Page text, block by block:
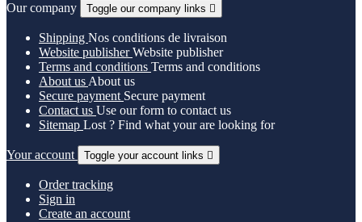
Our company Toggle our company links 
Shipping Nos conditions de livraison
Website publisherWebsite publisher
Terms and conditions Terms and conditions
About us About us
Secure payment Secure payment
Contact us Use our form to contact us
Sitemap Lost ? Find what your are looking for
Your account Toggle your account links 
Order tracking
Sign in
Create an account